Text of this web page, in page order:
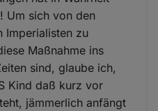
Um sich von den
Imperialisten zu
Maßnahme ins
sind, glaube ich,
Kind daß kurz vor
jämmerlich anfängt